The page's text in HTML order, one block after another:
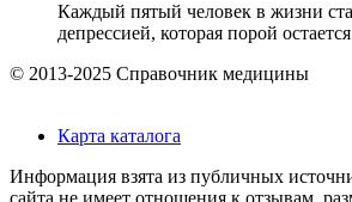
Каждый пятый человек в жизни
депрессией, которая порой
© 2013-2025 Справочник медицины
Карта каталога
Информация взята из публичных
сайта не имеет отношения к отзывам,